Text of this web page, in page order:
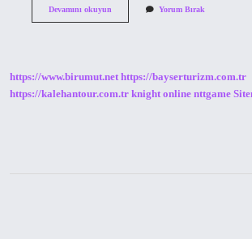
Devamını okuyunDermatolog
Yorum Bırak
https://www.birumut.net https://bayserturizm.com.tr
https://kalehantour.com.tr knight online nttgame